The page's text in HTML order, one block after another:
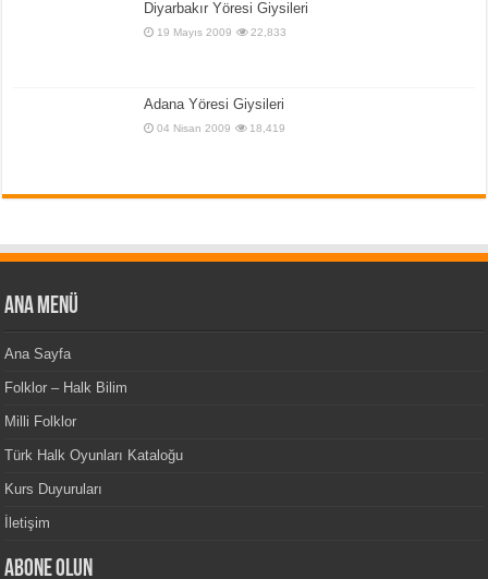
Diyarbakır Yöresi Giysileri
19 Mayıs 2009 22,833
Adana Yöresi Giysileri
04 Nisan 2009 18,419
Ana Menü
Ana Sayfa
Folklor – Halk Bilim
Milli Folklor
Türk Halk Oyunları Kataloğu
Kurs Duyuruları
İletişim
Abone Olun